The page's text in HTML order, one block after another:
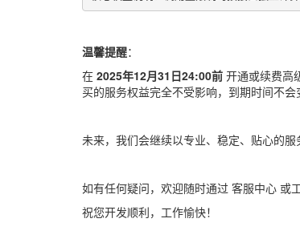
温馨提醒：
在 2025年12月31日24:00前 开通或续费高
买的服务权益完全不受影响，到期时间不会
未来，我们会继续以专业、稳定、贴心的
如有任何疑问，欢迎随时通过 客服中心 或
祝您开发顺利，工作愉快！